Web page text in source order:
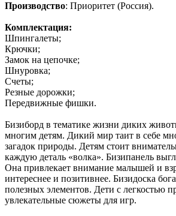
Производство: Приоритет (Россия).
Комплектация:
Шпингалеты;
Крючки;
Замок на цепочке;
Шнуровка;
Счеты;
Резные дорожки;
Передвижные фишки.
Бизиборд в тематике жизни диких
многим детям. Дикий мир таит в себе
загадок природы. Детям стоит
каждую деталь «волка». Бизипанель
Она привлекает внимание малышей и
интереснее и позитивнее. Бизидоска
полезных элементов. Дети с легкостью
увлекательные сюжеты для игр.